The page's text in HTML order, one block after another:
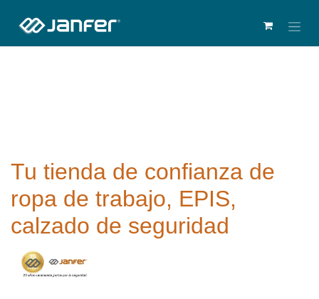
Tu tienda de confianza de
ropa de trabajo, EPIS,
calzado de seguridad